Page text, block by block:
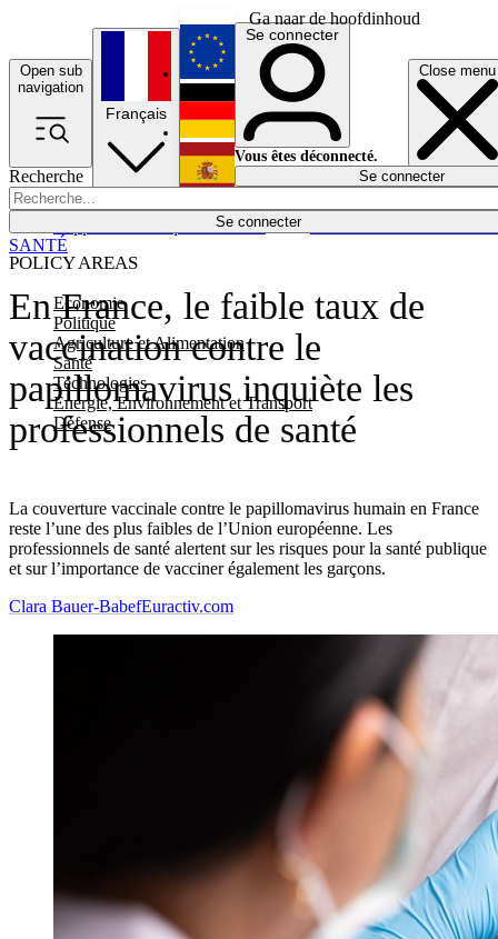
Ga naar de hoofdinhoud
Open sub
navigation
Close menu
Recherche
Se connecter
POLICY AREAS
Economie
Politique
Agriculture et Alimentation
Santé
Technologies
Energie, Environnement et Transport
Défense
Économie
Français
English
Deutsch
Español
Se connecter
Vous êtes déconnecté.
Se connecter
En France, le faible taux de
vaccination contre le
papillomavirus inquiète les
professionnels de santé
La couverture vaccinale contre le papillomavirus humain en France
reste l’une des plus faibles de l’Union européenne. Les
professionnels de santé alertent sur les risques pour la santé publique
et sur l’importance de vacciner également les garçons.
SANTÉ
Clara Bauer-BabefEuractiv.com